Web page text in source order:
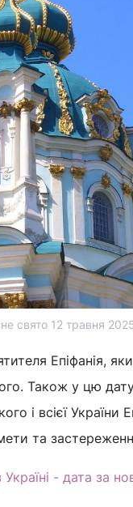
свято 12 травня
Епіфанія,
Також у цю
і всієї України
та
- дата за